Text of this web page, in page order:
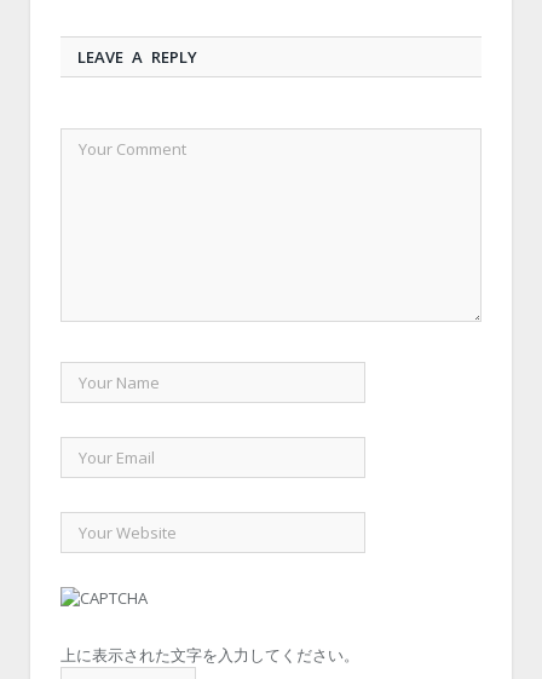
LEAVE A REPLY
上に表示された文字を入力してください。